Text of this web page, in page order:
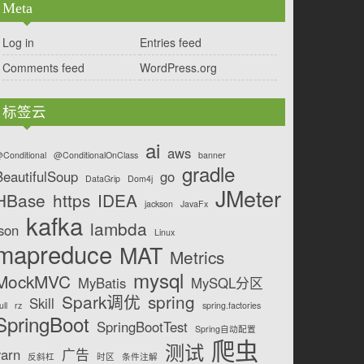
Meta
Log in
Entries feed
Comments feed
WordPress.org
标签云
@ConditionalOnClass ai aws banner
DataGrip Dom4j go gradle
https IDEA jackson JavaFx JMeter
kafka lambda Linux
MAT Metrics
MyBatis mysql MySQL分区
rz Skill Spark调优 spring spring.factories
SpringBootTest Spring自动配置
反斜杠 广告 时区 条件注解 测试 爬虫